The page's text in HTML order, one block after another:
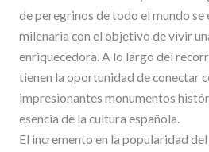
de peregrinos de todo el mundo se
milenaria con el objetivo de vivir
enriquecedora. A lo largo del
tienen la oportunidad de conectar
impresionantes monumentos
esencia de la cultura española.
El incremento en la popularidad